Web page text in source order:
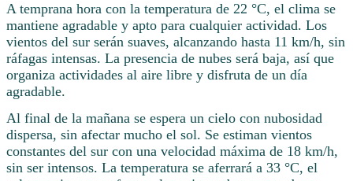
A temprana hora con la temperatura de 22 °C, el clima se
mantiene agradable y apto para cualquier actividad. Los
vientos del sur serán suaves, alcanzando hasta 11 km/h, sin
ráfagas intensas. La presencia de nubes será baja, así que
organiza actividades al aire libre y disfruta de un día
agradable.
Al final de la mañana se espera un cielo con nubosidad
dispersa, sin afectar mucho el sol. Se estiman vientos
constantes del sur con una velocidad máxima de 18 km/h,
sin ser intensos. La temperatura se aferrará a 33 °C, el